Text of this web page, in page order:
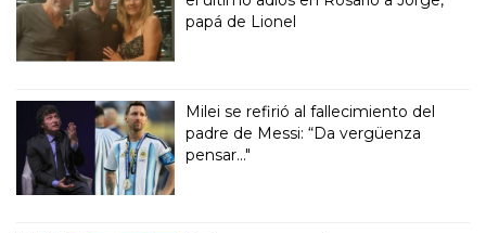
papá de Lionel
Milei se refirió al fallecimiento del
padre de Messi: “Da vergüenza
pensar..."